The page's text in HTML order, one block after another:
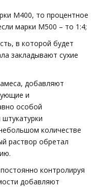
М400, то процентное
марки М500 – то 1:4;
в которой будет
закладывают сухие
добавляют
и
особой
количестве
раствор обретал
контролируя
добавляют